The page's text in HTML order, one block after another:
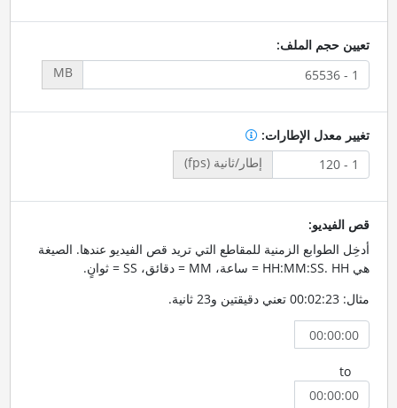
تعيين حجم الملف:
MB
تغيير معدل الإطارات:
إطار/ثانية (fps)
قص الفيديو:
أدخِل الطوابع الزمنية للمقاطع التي تريد قص الفيديو عندها. الصيغة
هي HH:MM:SS. HH = ساعة، MM = دقائق، SS = ثوانٍ.
مثال: 00:02:23 تعني دقيقتين و23 ثانية.
to